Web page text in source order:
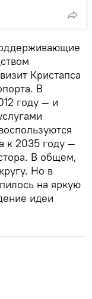
Кристапса
В
году — и
к 2035 году —
В общем,
Но в
на яркую
идеи